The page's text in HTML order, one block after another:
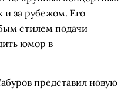
и за рубежом. Его
стилем подачи
юмор в
представил новую